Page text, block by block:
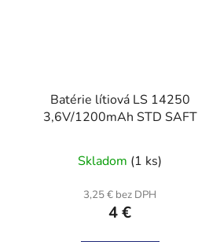
Batérie lítiová LS 14250
3,6V/1200mAh STD SAFT
Skladom (1 ks)
3,25 € bez DPH
4 €